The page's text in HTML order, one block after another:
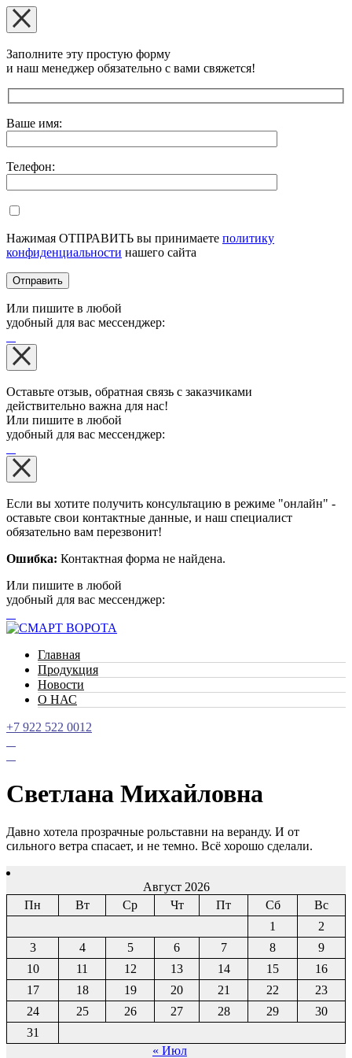
Заполните эту простую форму
и наш менеджер обязательно с вами свяжется!
Оставьте это поле пустым.
Ваше имя:
Телефон:
Нажимая ОТПРАВИТЬ вы принимаете политику
конфиденциальности нашего сайта
Или пишите в любой
удобный для вас мессенджер:
Оставьте отзыв, обратная связь с заказчиками
действительно важна для нас!
Или пишите в любой
удобный для вас мессенджер:
Если вы хотите получить консультацию в режиме "онлайн" -
оставьте свои контактные данные, и наш специалист
обязательно вам перезвонит!
Ошибка: Контактная форма не найдена.
Или пишите в любой
удобный для вас мессенджер:
Главная
Продукция
Новости
О НАС
+7 922 522 0012
Светлана Михайловна
Давно хотела прозрачные рольставни на веранду. И от
сильного ветра спасает, и не темно. Всё хорошо сделали.
Август 2026
Пн
Вт Ср Чт Пт Сб
Вс
1
2
3
4 5 6 7 8
9
10
11 12 13 14 15
16
17
18 19 20 21 22
23
24
25 26 27 28 29
30
31
« Июл